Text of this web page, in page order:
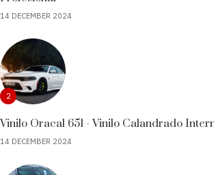
14 DECEMBER 2024
2
Vinilo Oracal 651 - Vinilo Calandrado
14 DECEMBER 2024